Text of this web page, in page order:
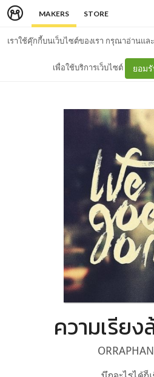
MAKERS STORE
เราใช้คุ๊กกี้บนเว็บไซต์ของเรา กรุณาอ่านแล
เพื่อใช้บริการเว็บไซต์ ยอม
ความเรีย